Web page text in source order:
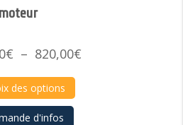
€ – 820,00€
des options
d'infos